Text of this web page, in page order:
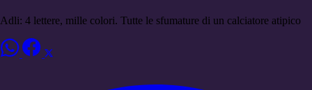
Adli: 4 lettere, mille colori. Tutte le sfumature di un calciatore atipico